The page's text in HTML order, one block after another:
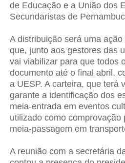
de Educação e a União dos
Secundaristas de
A distribuição será uma
que, junto aos gestores das
vai viabilizar para que todos
documento até o final abril,
a UESP. A carteira, que terá
garante a identificação dos
meia-entrada em eventos
utilizado como comprovação
meia-passagem em
A reunião com a secretária